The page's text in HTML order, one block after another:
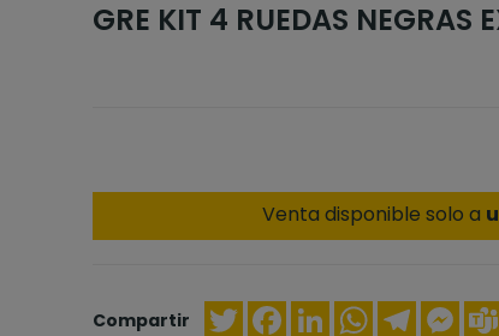
GRE KIT 4 RUEDAS NEGRAS
Venta disponible solo a
Compartir TwitterFacebookLinkedInWhatsAppTelegram